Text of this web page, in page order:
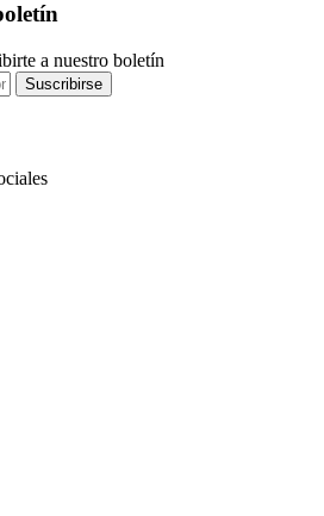
a nuestro boletín
Suscribirse